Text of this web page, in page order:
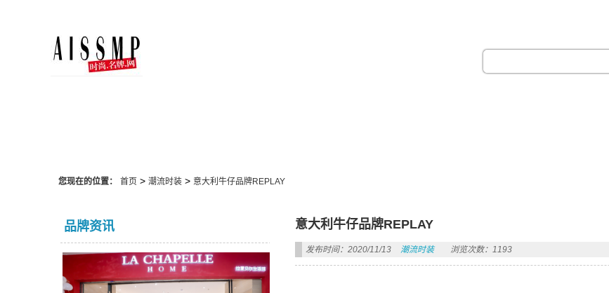
您现在的位置： 首页> 潮流时装> 意大利牛仔品牌REPLAY
品牌资讯 意大利牛仔品牌REPLAY
发布时间：2020/11/13 潮流时装 浏览次数：1193